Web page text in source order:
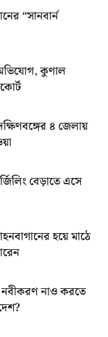
“সানবার্ন
কুণাল
৪ জেলায়
বেড়াতে এসে
হয়ে মাঠে
নবীকরণ নাও করতে